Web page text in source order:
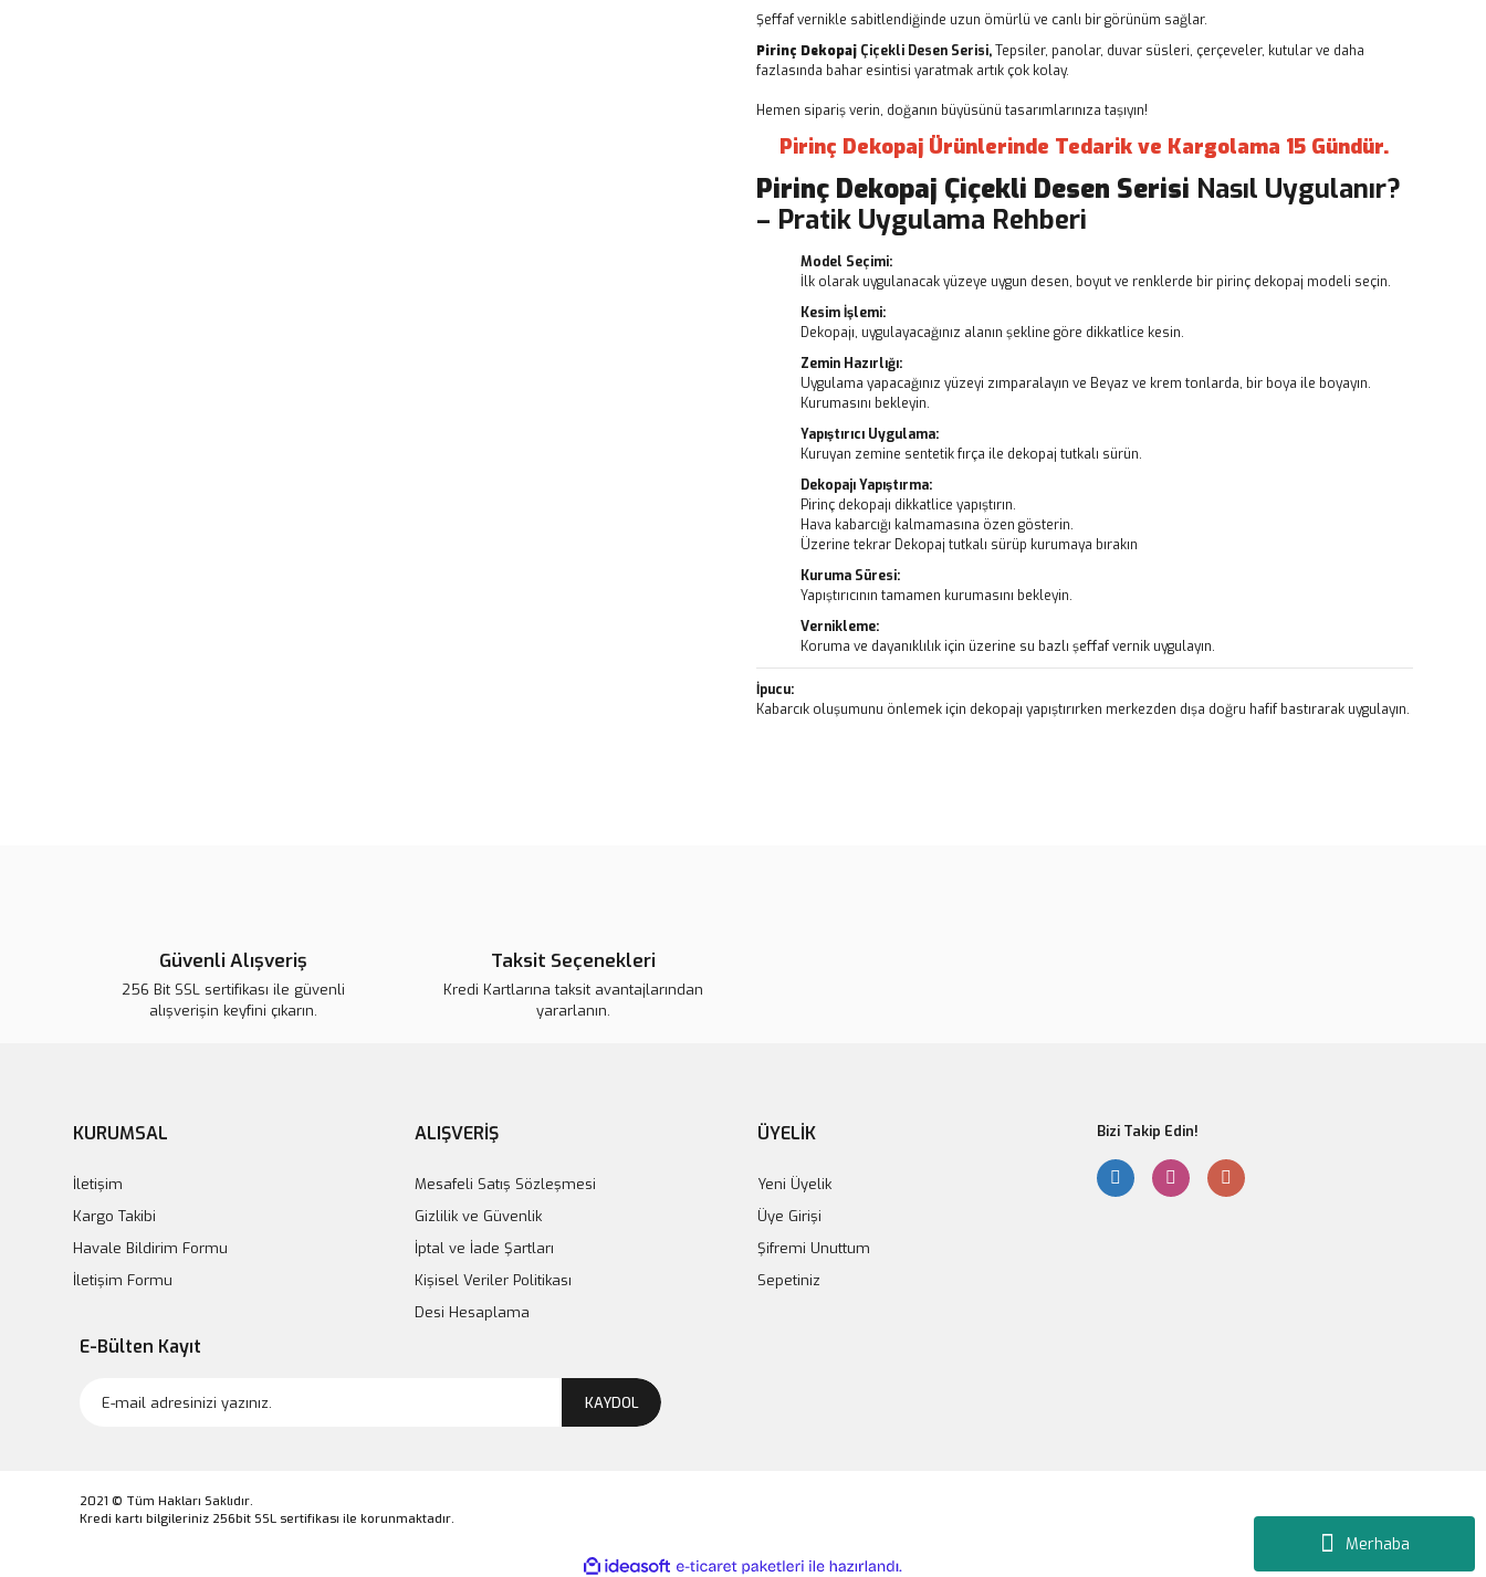
Merhaba
Şeffaf vernikle sabitlendiğinde uzun ömürlü ve canlı bir görünüm sağlar.
Pirinç Dekopaj Çiçekli Desen Serisi,Tepsiler, panolar, duvar süsleri, çerçeveler, kutular ve daha
fazlasında bahar esintisi yaratmak artık çok kolay.
Hemen sipariş verin, doğanın büyüsünü tasarımlarınıza taşıyın!
Pirinç Dekopaj Ürünlerinde Tedarik ve Kargolama 15 Gündür.
Pirinç Dekopaj Çiçekli Desen Serisi Nasıl Uygulanır?
– Pratik Uygulama Rehberi
Model Seçimi:
İlk olarak uygulanacak yüzeye uygun desen, boyut ve renklerde bir pirinç dekopaj modeli seçin.
Kesim İşlemi:
Dekopajı, uygulayacağınız alanın şekline göre dikkatlice kesin.
Zemin Hazırlığı:
Uygulama yapacağınız yüzeyi zımparalayın ve Beyaz ve krem tonlarda, bir boya ile boyayın.
Kurumasını bekleyin.
Yapıştırıcı Uygulama:
Kuruyan zemine sentetik fırça ile dekopaj tutkalı sürün.
Dekopajı Yapıştırma:
Pirinç dekopajı dikkatlice yapıştırın.
Hava kabarcığı kalmamasına özen gösterin.
Üzerine tekrar Dekopaj tutkalı sürüp kurumaya bırakın
Kuruma Süresi:
Yapıştırıcının tamamen kurumasını bekleyin.
Vernikleme:
Koruma ve dayanıklılık için üzerine su bazlı şeffaf vernik uygulayın.
İpucu:
Kabarcık oluşumunu önlemek için dekopajı yapıştırırken merkezden dışa doğru hafif bastırarak uygulayın.
Gönder
Güvenli Alışveriş
256 Bit SSL sertifikası ile güvenli
alışverişin keyfini çıkarın.
Taksit Seçenekleri
Kredi Kartlarına taksit avantajlarından
yararlanın.
KURUMSAL
İletişim
Kargo Takibi
Havale Bildirim Formu
İletişim Formu
ALIŞVERİŞ
Mesafeli Satış Sözleşmesi
Gizlilik ve Güvenlik
İptal ve İade Şartları
Kişisel Veriler Politikası
Desi Hesaplama
ÜYELİK
Yeni Üyelik
Üye Girişi
Şifremi Unuttum
Sepetiniz
Bizi Takip Edin!
E-Bülten Kayıt
KAYDOL
2021 © Tüm Hakları Saklıdır.
Kredi kartı bilgileriniz 256bit SSL sertifikası ile korunmaktadır.
ideasoft e-